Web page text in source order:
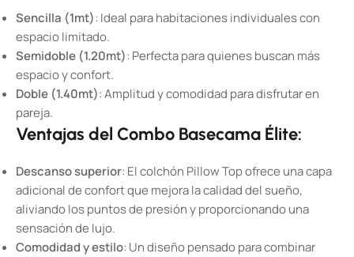
Sencilla (1mt): Ideal para habitaciones individuales con
espacio limitado.
Semidoble (1.20mt): Perfecta para quienes buscan más
espacio y confort.
Doble (1.40mt): Amplitud y comodidad para disfrutar en
pareja.
Ventajas del Combo Basecama Élite:
Descanso superior: El colchón Pillow Top ofrece una capa
adicional de confort que mejora la calidad del sueño,
aliviando los puntos de presión y proporcionando una
sensación de lujo.
Comodidad y estilo: Un diseño pensado para combinar